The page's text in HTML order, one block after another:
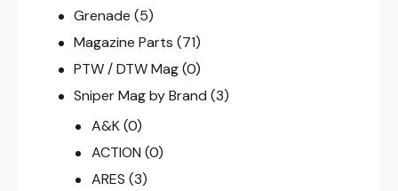
Grenade (5)
Magazine Parts (71)
PTW / DTW Mag (0)
Sniper Mag by Brand (3)
A&K (0)
ACTION (0)
ARES (3)